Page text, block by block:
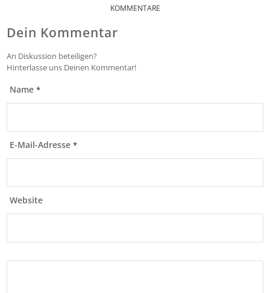
KOMMENTARE
Dein Kommentar
An Diskussion beteiligen?
Hinterlasse uns Deinen Kommentar!
Name*
E-Mail-Adresse*
Website